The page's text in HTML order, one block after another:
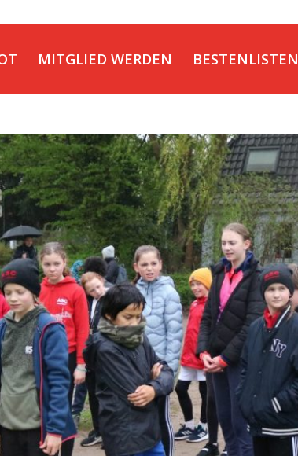
MITGLIED WERDEN BESTENLISTEN